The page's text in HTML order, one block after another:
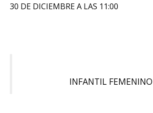
30 DE DICIEMBRE A LAS 11:00
INFANTIL FEMENINO